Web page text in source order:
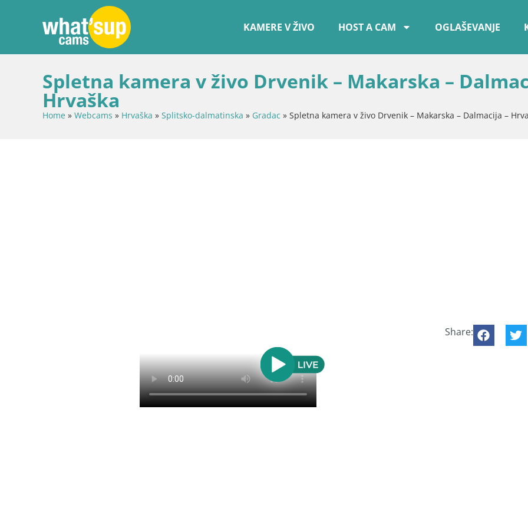
KAMERE V ŽIVO HOST A CAM OGLAŠEVANJE
Spletna kamera v živo Drvenik – Makarska –
Hrvaška
Home » Webcams » Hrvaška » Splitsko-dalmatinska » Gradac » Spletna kamera v živo Drvenik – Makarska – Dalmacija –
Share: